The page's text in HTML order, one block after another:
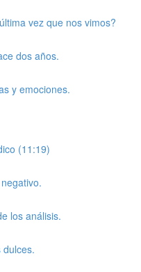
vez que nos vimos?
dos años.
y emociones.
(11:19)
los análisis.
dulces.